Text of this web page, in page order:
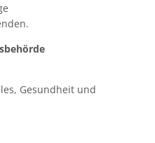
Gesundheit und